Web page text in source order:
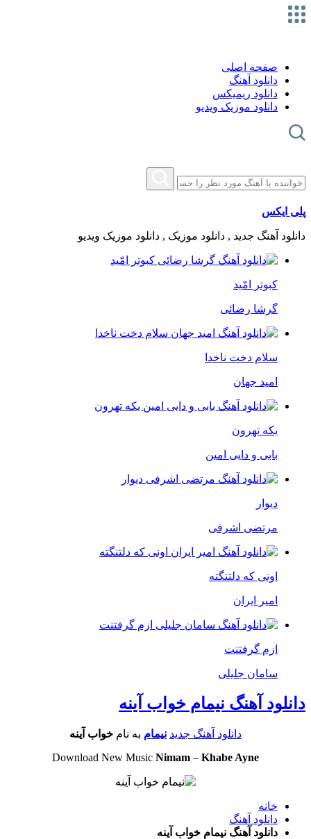
صفحه اصلی
دانلود آهنگ
دانلود ریمیکس
دانلود موزیک ویدیو
پلی ایکس
دانلود آهنگ جدید , دانلود موزیک , دانلود موزیک ویدیو
کبوتر امّید
گرشا رضائی
سلام دخت ناخدا
امید جهان
یکه تهرون
بابی و دایی امین
دیوار
مرتضی اشرفی
اونی که دلتنگته
امیر ایران
ازم گرفتنت
سامان جلیلی
دانلود آهنگ نیمام خواب آینه
دانلود آهنگ جدید نیمام به نام خواب آینه
Download New Music Nimam – Khabe Ayne
خانه
دانلود آهنگ
دانلود آهنگ نیمام خواب آینه